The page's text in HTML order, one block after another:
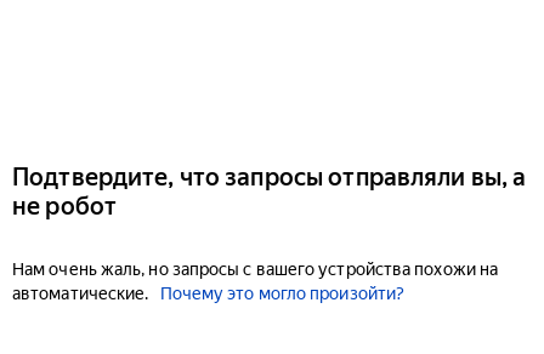
Подтвердите, что запросы отправляли вы, а
не робот
Нам очень жаль, но запросы с вашего устройства похожи на
автоматические.
Почему это могло произойти?